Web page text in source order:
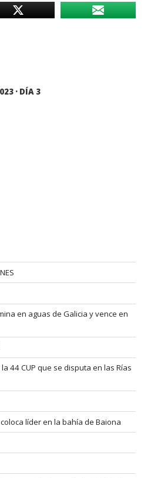
· DÍA 3
en aguas de Galicia y vence en
44 CUP que se disputa en las Rías
líder en la bahía de Baiona